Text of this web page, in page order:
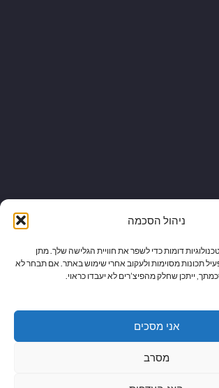
ניהול הסכמה
דומות כדי לשפר את חוויית הגלישה שלך. מתן
תכונות מסוימות ולעקוב אחרי שימוש באתר. אם תבחר לא
ייתכן שחלק מהפיצ’רים לא יעבדו כראוי.
אני מסכים
מסרב